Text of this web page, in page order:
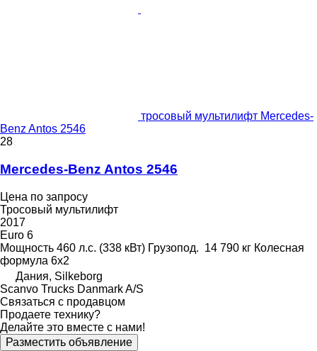
тросовый мультилифт Mercedes-
Benz Antos 2546
28
Mercedes-Benz Antos 2546
Цена по запросу
Тросовый мультилифт
2017
Euro 6
Мощность 460 л.с. (338 кВт) Грузопод. 14 790 кг Колесная
формула 6x2
Дания, Silkeborg
Scanvo Trucks Danmark A/S
Связаться с продавцом
Продаете технику?
Делайте это вместе с нами!
Разместить объявление